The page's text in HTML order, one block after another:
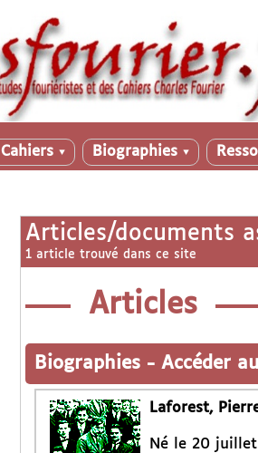
Cahiers ▼ Biographies ▼
Articles/documents
1 article trouvé dans ce site
Articles
Biographies - Accéder
Laforest,
Né le 20